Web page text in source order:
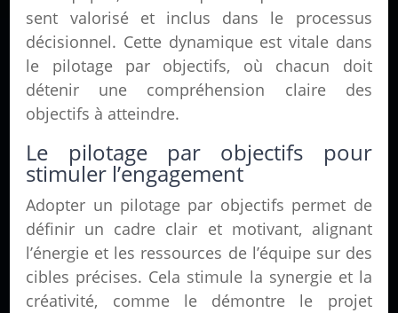
sent valorisé et inclus dans le processus
décisionnel. Cette dynamique est vitale dans
le pilotage par objectifs, où chacun doit
détenir une compréhension claire des
objectifs à atteindre.
Le pilotage par objectifs pour
stimuler l’engagement
Adopter un pilotage par objectifs permet de
définir un cadre clair et motivant, alignant
l’énergie et les ressources de l’équipe sur des
cibles précises. Cela stimule la synergie et la
créativité, comme le démontre le projet